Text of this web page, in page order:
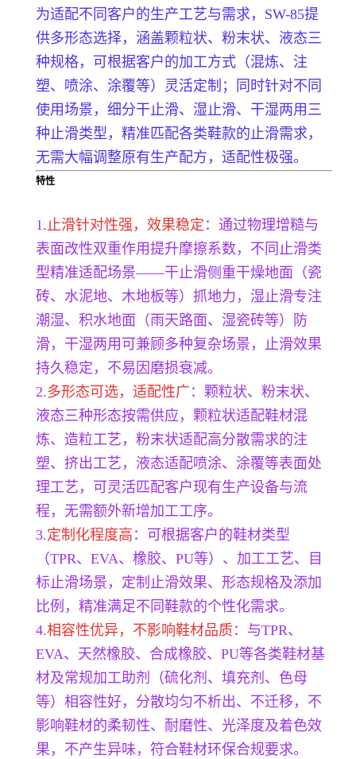
为适配不同客户的生产工艺与需求，SW-85提
供多形态选择，涵盖颗粒状、粉末状、液态三
种规格，可根据客户的加工方式（混炼、注
塑、喷涂、涂覆等）灵活定制；同时针对不同
使用场景，细分干止滑、湿止滑、干湿两用三
种止滑类型，精准匹配各类鞋款的止滑需求，
无需大幅调整原有生产配方，适配性极强。
特性
1. 止滑针对性强，效果稳定 ：通过物理增糙与
表面改性双重作用提升摩擦系数，不同止滑类
型精准适配场景——干止滑侧重干燥地面（瓷
砖、水泥地、木地板等）抓地力，湿止滑专注
潮湿、积水地面（雨天路面、湿瓷砖等）防
滑，干湿两用可兼顾多种复杂场景，止滑效果
持久稳定，不易因磨损衰减。
2.多形态可选，适配性广 ：颗粒状、粉末状、
液态三种形态按需供应，颗粒状适配鞋材混
炼、造粒工艺，粉末状适配高分散需求的注
塑、挤出工艺，液态适配喷涂、涂覆等表面处
理工艺，可灵活匹配客户现有生产设备与流
程，无需额外新增加工工序。
3.定制化程度高 ：可根据客户的鞋材类型
（TPR、EVA、橡胶、PU等）、加工工艺、目
标止滑场景，定制止滑效果、形态规格及添加
比例，精准满足不同鞋款的个性化需求。
4.相容性优异，不影响鞋材品质 ：与TPR、
EVA、天然橡胶、合成橡胶、PU等各类鞋材基
材及常规加工助剂（硫化剂、填充剂、色母
等）相容性好，分散均匀不析出、不迁移，不
影响鞋材的柔韧性、耐磨性、光泽度及着色效
果，不产生异味，符合鞋材环保合规要求。